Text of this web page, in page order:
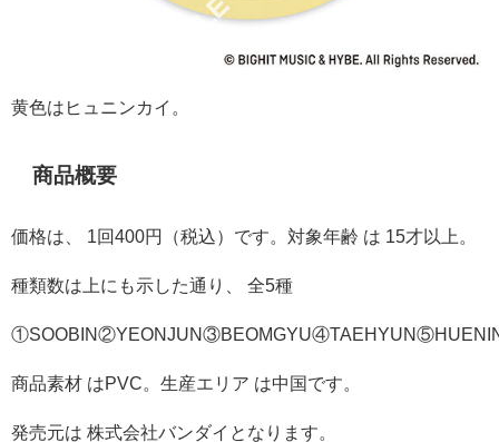
黄色はヒュニンカイ。
商品概要
価格は、 1回400円（税込）です。対象年齢 は 15才以上。
種類数は上にも示した通り、 全5種
商品素材 はPVC。⽣産エリア は中国です。
発売元は 株式会社バンダイとなります。